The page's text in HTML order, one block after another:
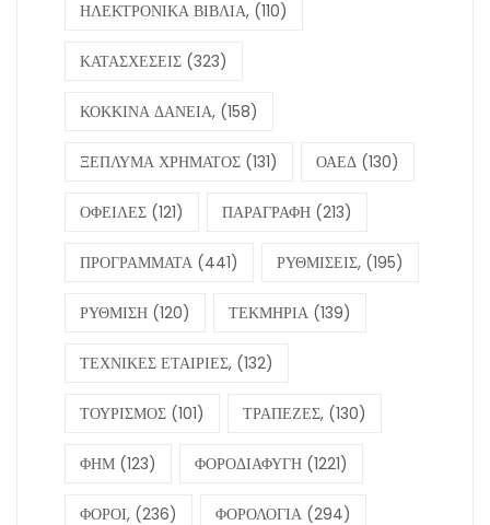
ΗΛΕΚΤΡΟΝΙΚΑ ΒΙΒΛΙΑ, (110)
ΚΑΤΑΣΧΕΣΕΙΣ (323)
ΚΟΚΚΙΝΑ ΔΑΝΕΙΑ, (158)
ΞΕΠΛΥΜΑ ΧΡΗΜΑΤΟΣ (131) ΟΑΕΔ (130)
ΟΦΕΙΛΕΣ (121) ΠΑΡΑΓΡΑΦΗ (213)
ΠΡΟΓΡΑΜΜΑΤΑ (441) ΡΥΘΜΙΣΕΙΣ, (195)
ΡΥΘΜΙΣΗ (120) ΤΕΚΜΗΡΙΑ (139)
ΤΕΧΝΙΚΕΣ ΕΤΑΙΡΙΕΣ, (132)
ΤΟΥΡΙΣΜΟΣ (101) ΤΡΑΠΕΖΕΣ, (130)
ΦΗΜ (123) ΦΟΡΟΔΙΑΦΥΓΗ (1221)
ΦΟΡΟΙ, (236) ΦΟΡΟΛΟΓΙΑ (294)